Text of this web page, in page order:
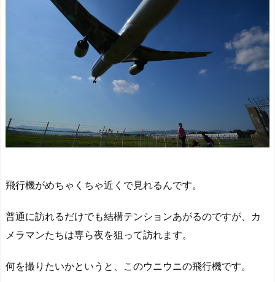
飛行機がめちゃくちゃ近くで見れるんです。
普通に訪れるだけでも結構テンションあがるのですが、カ
メラマンたちは専ら夜を狙って訪れます。
何を撮りたいかというと、このウニウニの飛行機です。